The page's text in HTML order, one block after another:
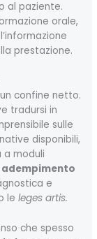
al paziente.
orale,
prestazione.
confine netto.
tradursi in
sulle
disponibili,
a moduli
adempimento
e
leleges artis.
che spesso